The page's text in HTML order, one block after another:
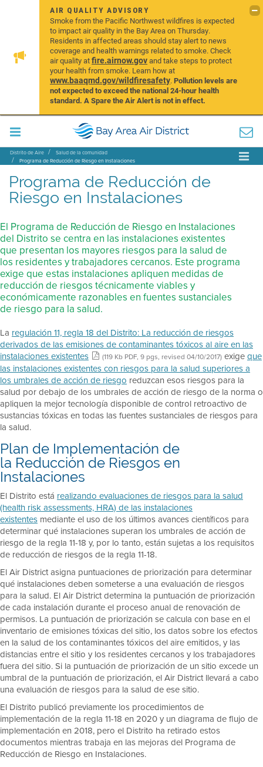
AIR QUALITY ADVISORY
Smoke from the Pacific Northwest wildfires is expected
to impact air quality in the Bay Area on Thursday.
Residents in affected areas should stay alert to news
coverage and health warnings related to smoke. Check
air quality atfire.airnow.govand take steps to protect
your health from smoke. Learn how at
www.baaqmd.gov/wildfiresafety.Pollution levels are
not expected to exceed the national 24-hour health
standard. A Spare the Air Alert is not in effect.
Distrito de Aire
Salud de la comunidad
Programa de Reducción de Riesgo en Instalaciones
Programa de Reducción de
Riesgo en Instalaciones
El Programa de Reducción de Riesgo en Instalaciones
del Distrito se centra en las instalaciones existentes
que presentan los mayores riesgos para la salud de
los residentes y trabajadores cercanos. Este programa
exige que estas instalaciones apliquen medidas de
reducción de riesgos técnicamente viables y
económicamente razonables en fuentes sustanciales
de riesgo para la salud.
La regulación 11, regla 18 del Distrito: La reducción de riesgos
derivados de las emisiones de contaminantes tóxicos al aire en las
instalaciones existentes
(119 Kb PDF, 9 pgs, revised 04/10/2017) exigeque
las instalaciones existentes con riesgos para la salud superiores a
los umbrales de acción de riesgo reduzcan esos riesgos para la
salud por debajo de los umbrales de acción de riesgo de la norma o
apliquen la mejor tecnología disponible de control retroactivo de
sustancias tóxicas en todas las fuentes sustanciales de riesgos para
la salud.
Plan de Implementación de
la Reducción de Riesgos en
Instalaciones
El Distrito está realizando evaluaciones de riesgos para la salud
(health risk assessments, HRA) de las instalaciones
existentes mediante el uso de los últimos avances científicos para
determinar qué instalaciones superan los umbrales de acción de
riesgo de la regla 11-18 y, por lo tanto, están sujetas a los requisitos
de reducción de riesgos de la regla 11-18.
El Air District asigna puntuaciones de priorización para determinar
qué instalaciones deben someterse a una evaluación de riesgos
para la salud. El Air District determina la puntuación de priorización
de cada instalación durante el proceso anual de renovación de
permisos. La puntuación de priorización se calcula con base en el
inventario de emisiones tóxicas del sitio, los datos sobre los efectos
en la salud de los contaminantes tóxicos del aire emitidos, y las
distancias entre el sitio y los residentes cercanos y los trabajadores
fuera del sitio. Si la puntuación de priorización de un sitio excede un
umbral de la puntuación de priorización, el Air District llevará a cabo
una evaluación de riesgos para la salud de ese sitio.
El Distrito publicó previamente los procedimientos de
implementación de la regla 11-18 en 2020 y un diagrama de flujo de
implementación en 2018, pero el Distrito ha retirado estos
documentos mientras trabaja en las mejoras del Programa de
Reducción de Riesgo en Instalaciones.